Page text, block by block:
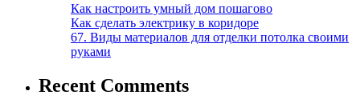
Как настроить умный дом пошагово
Как сделать электрику в коридоре
67. Виды материалов для отделки потолка своими
руками
Recent Comments